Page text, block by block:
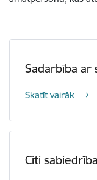
Sadarbība ar
Skatīt vairāk
Citi